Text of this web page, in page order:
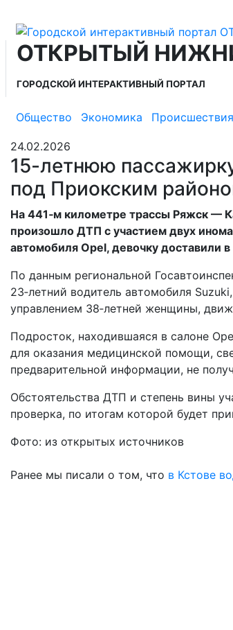
ОТКРЫТЫЙ
ГОРОДСКОЙ ИНТЕРАКТИВНЫЙ ПОРТАЛ
Общество Экономика Происшествия
24.02.2026
15-летнюю
под Приокским
На 441‑м километре трассы Ряжск —
произошло ДТП с участием двух
автомобиля Opel, девочку доставили
По данным региональной
23‑летний водитель автомобиля
управлением 38‑летней женщины,
Подросток, находившаяся в салоне
для оказания медицинской помощи,
предварительной информации, не
Обстоятельства ДТП и степень вины
проверка, по итогам которой будет
Фото: из открытых источников
Ранее мы писали о том, что в Кстове